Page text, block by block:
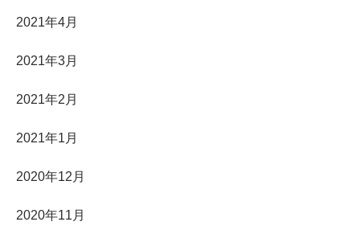
2021年4月
2021年3月
2021年2月
2021年1月
2020年12月
2020年11月